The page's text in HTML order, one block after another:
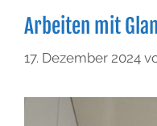
Arbeiten mit
17. Dezember 2024